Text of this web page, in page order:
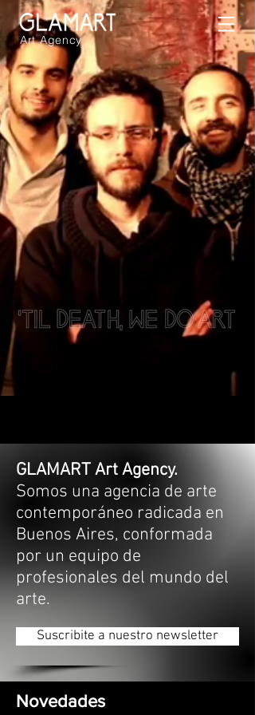
Art Agency
GLAMART Art Agency.
Somos una agencia de arte
contemporáneo radicada en
Buenos Aires, conformada
por un equipo de
profesionales del mundo del
arte.
Suscribite a nuestro newsletter
Novedades